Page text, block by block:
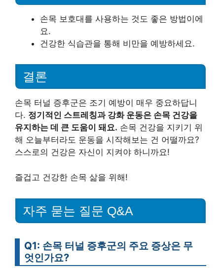
손목 보호대를 사용하는 것도 좋은 방법이에
요.
건강한 식습관을 통해 비만을 예방하세요.
결론
손목 터널 증후군은 조기 예방이 매우 중요하답니
다. 정기적인 스트레칭과 강화 운동은 손목 건강을
유지하는 데 큰 도움이 돼요. 손목 건강을 지키기 위
해 오늘부터라도 운동을 시작해보는 건 어떨까요?
스스로의 건강은 자신이 지켜야 하니까요!
즐겁고 건강한 손목 삶을 위해!
자주 묻는 질문 Q&A
Q1: 손목 터널 증후군의 주요 증상은 무
엇인가요?